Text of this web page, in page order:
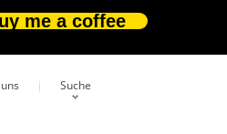
me a coffee
Suche